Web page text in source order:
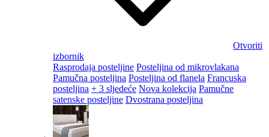
Otvoriti
izbornik
Rasprodaja posteljine Posteljina od mikrovlakana
Pamučna posteljina Posteljina od flanela Francuska
posteljina + 3 sljedeće Nova kolekcija Pamučne
satenske posteljine Dvostrana posteljina